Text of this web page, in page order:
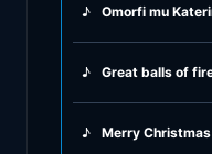
♪ Omorfi mu
♪ Great balls of
♪ Merry Christmas
Rock and Roll